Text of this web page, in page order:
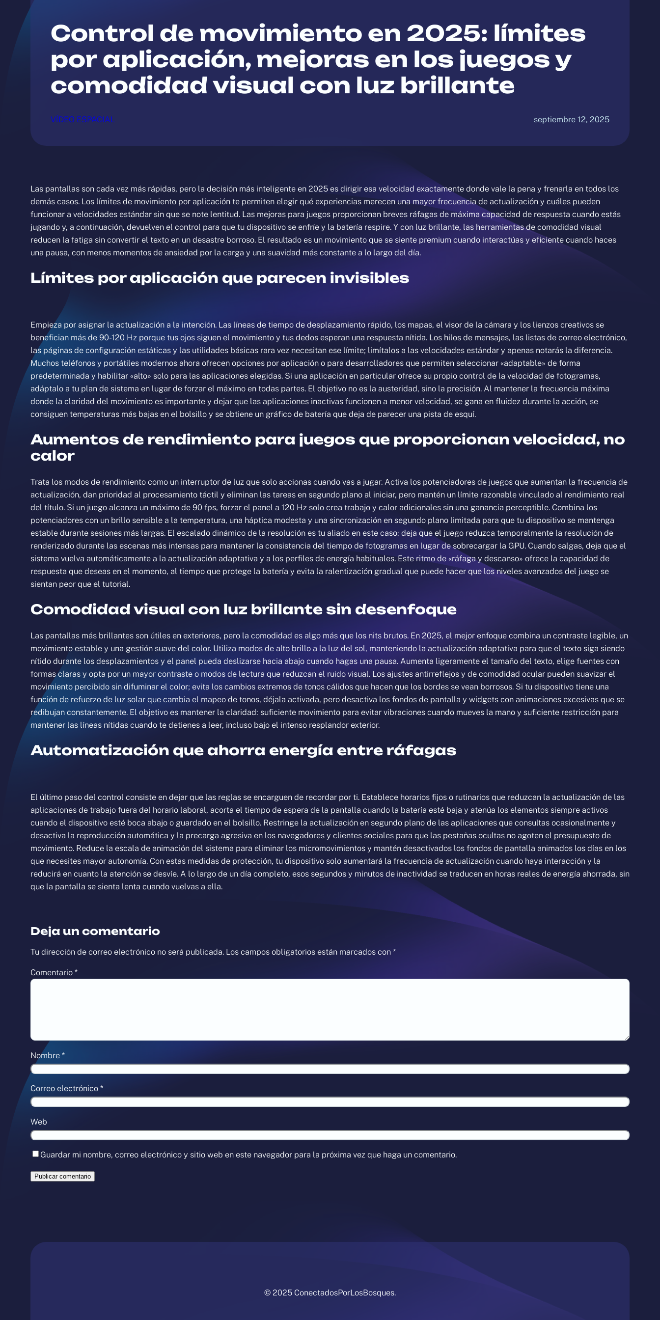
Control de movimiento en 2025: límites
por aplicación, mejoras en los juegos y
comodidad visual con luz brillante
VÍDEO ESPACIAL septiembre 12, 2025
Las pantallas son cada vez más rápidas, pero la decisión más inteligente en 2025 es dirigir esa velocidad exactamente donde vale la pena y frenarla en todos los
demás casos. Los límites de movimiento por aplicación te permiten elegir qué experiencias merecen una mayor frecuencia de actualización y cuáles pueden
funcionar a velocidades estándar sin que se note lentitud. Las mejoras para juegos proporcionan breves ráfagas de máxima capacidad de respuesta cuando estás
jugando y, a continuación, devuelven el control para que tu dispositivo se enfríe y la batería respire. Y con luz brillante, las herramientas de comodidad visual
reducen la fatiga sin convertir el texto en un desastre borroso. El resultado es un movimiento que se siente premium cuando interactúas y eficiente cuando haces
una pausa, con menos momentos de ansiedad por la carga y una suavidad más constante a lo largo del día.
Límites por aplicación que parecen invisibles
Empieza por asignar la actualización a la intención. Las líneas de tiempo de desplazamiento rápido, los mapas, el visor de la cámara y los lienzos creativos se
benefician más de 90-120 Hz porque tus ojos siguen el movimiento y tus dedos esperan una respuesta nítida. Los hilos de mensajes, las listas de correo electrónico,
las páginas de configuración estáticas y las utilidades básicas rara vez necesitan ese límite; limítalos a las velocidades estándar y apenas notarás la diferencia.
Muchos teléfonos y portátiles modernos ahora ofrecen opciones por aplicación o para desarrolladores que permiten seleccionar «adaptable» de forma
predeterminada y habilitar «alto» solo para las aplicaciones elegidas. Si una aplicación en particular ofrece su propio control de la velocidad de fotogramas,
adáptalo a tu plan de sistema en lugar de forzar el máximo en todas partes. El objetivo no es la austeridad, sino la precisión. Al mantener la frecuencia máxima
donde la claridad del movimiento es importante y dejar que las aplicaciones inactivas funcionen a menor velocidad, se gana en fluidez durante la acción, se
consiguen temperaturas más bajas en el bolsillo y se obtiene un gráfico de batería que deja de parecer una pista de esquí.
Aumentos de rendimiento para juegos que proporcionan velocidad, no
calor
Trata los modos de rendimiento como un interruptor de luz que solo accionas cuando vas a jugar. Activa los potenciadores de juegos que aumentan la frecuencia de
actualización, dan prioridad al procesamiento táctil y eliminan las tareas en segundo plano al iniciar, pero mantén un límite razonable vinculado al rendimiento real
del título. Si un juego alcanza un máximo de 90 fps, forzar el panel a 120 Hz solo crea trabajo y calor adicionales sin una ganancia perceptible. Combina los
potenciadores con un brillo sensible a la temperatura, una háptica modesta y una sincronización en segundo plano limitada para que tu dispositivo se mantenga
estable durante sesiones más largas. El escalado dinámico de la resolución es tu aliado en este caso: deja que el juego reduzca temporalmente la resolución de
renderizado durante las escenas más intensas para mantener la consistencia del tiempo de fotogramas en lugar de sobrecargar la GPU. Cuando salgas, deja que el
sistema vuelva automáticamente a la actualización adaptativa y a los perfiles de energía habituales. Este ritmo de «ráfaga y descanso» ofrece la capacidad de
respuesta que deseas en el momento, al tiempo que protege la batería y evita la ralentización gradual que puede hacer que los niveles avanzados del juego se
sientan peor que el tutorial.
Comodidad visual con luz brillante sin desenfoque
Las pantallas más brillantes son útiles en exteriores, pero la comodidad es algo más que los nits brutos. En 2025, el mejor enfoque combina un contraste legible, un
movimiento estable y una gestión suave del color. Utiliza modos de alto brillo a la luz del sol, manteniendo la actualización adaptativa para que el texto siga siendo
nítido durante los desplazamientos y el panel pueda deslizarse hacia abajo cuando hagas una pausa. Aumenta ligeramente el tamaño del texto, elige fuentes con
formas claras y opta por un mayor contraste o modos de lectura que reduzcan el ruido visual. Los ajustes antirreflejos y de comodidad ocular pueden suavizar el
movimiento percibido sin difuminar el color; evita los cambios extremos de tonos cálidos que hacen que los bordes se vean borrosos. Si tu dispositivo tiene una
función de refuerzo de luz solar que cambia el mapeo de tonos, déjala activada, pero desactiva los fondos de pantalla y widgets con animaciones excesivas que se
redibujan constantemente. El objetivo es mantener la claridad: suficiente movimiento para evitar vibraciones cuando mueves la mano y suficiente restricción para
mantener las líneas nítidas cuando te detienes a leer, incluso bajo el intenso resplandor exterior.
Automatización que ahorra energía entre ráfagas
El último paso del control consiste en dejar que las reglas se encarguen de recordar por ti. Establece horarios fijos o rutinarios que reduzcan la actualización de las
aplicaciones de trabajo fuera del horario laboral, acorta el tiempo de espera de la pantalla cuando la batería esté baja y atenúa los elementos siempre activos
cuando el dispositivo esté boca abajo o guardado en el bolsillo. Restringe la actualización en segundo plano de las aplicaciones que consultas ocasionalmente y
desactiva la reproducción automática y la precarga agresiva en los navegadores y clientes sociales para que las pestañas ocultas no agoten el presupuesto de
movimiento. Reduce la escala de animación del sistema para eliminar los micromovimientos y mantén desactivados los fondos de pantalla animados los días en los
que necesites mayor autonomía. Con estas medidas de protección, tu dispositivo solo aumentará la frecuencia de actualización cuando haya interacción y la
reducirá en cuanto la atención se desvíe. A lo largo de un día completo, esos segundos y minutos de inactividad se traducen en horas reales de energía ahorrada, sin
que la pantalla se sienta lenta cuando vuelvas a ella.
Deja un comentario
Tu dirección de correo electrónico no será publicada. Los campos obligatorios están marcados con *
Comentario *
Nombre *
Correo electrónico *
Web
Guardar mi nombre, correo electrónico y sitio web en este navegador para la próxima vez que haga un comentario.
© 2025 ConectadosPorLosBosques.